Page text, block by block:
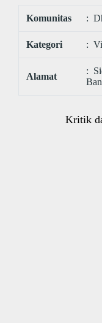
Komunitas :
Kategori :
Alamat
:
Kritik